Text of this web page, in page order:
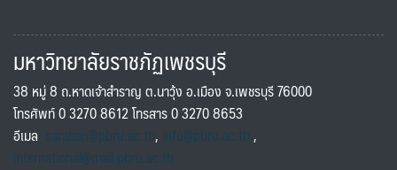
มหาวิทยาลัยราชภัฏเพชรบุรี
38 หมู่ 8 ถ.หาดเจ้าสำราญ ต.นาวุ้ง อ.เมือง จ.เพชรบุรี 76000
โทรศัพท์ 0 3270 8612 โทรสาร 0 3270 8653
อีเมล saraban@pbru.ac.th, info@pbru.ac.th,
international@mail.pbru.ac.th